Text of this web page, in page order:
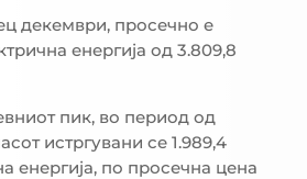
декември, просечно е
енергија од 3.809,8
пик, во период од
истргувани се 1.989,4
енергија, по просечна цена